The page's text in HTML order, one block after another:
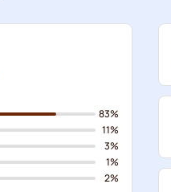
83%
11%
3%
1%
2%